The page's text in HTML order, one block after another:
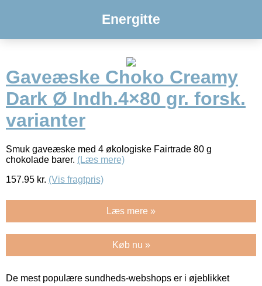
Energitte
Gaveæske Choko Creamy
Dark Ø Indh.4×80 gr. forsk.
varianter
Smuk gaveæske med 4 økologiske Fairtrade 80 g
chokolade barer. (Læs mere)
157.95 kr. (Vis fragtpris)
Læs mere »
Køb nu »
De mest populære sundheds-webshops er i øjeblikket